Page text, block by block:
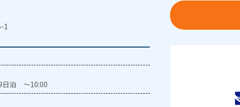
1
日泊 ～10:00